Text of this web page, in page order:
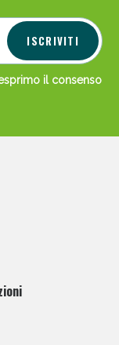
ISCRIVITI
il consenso